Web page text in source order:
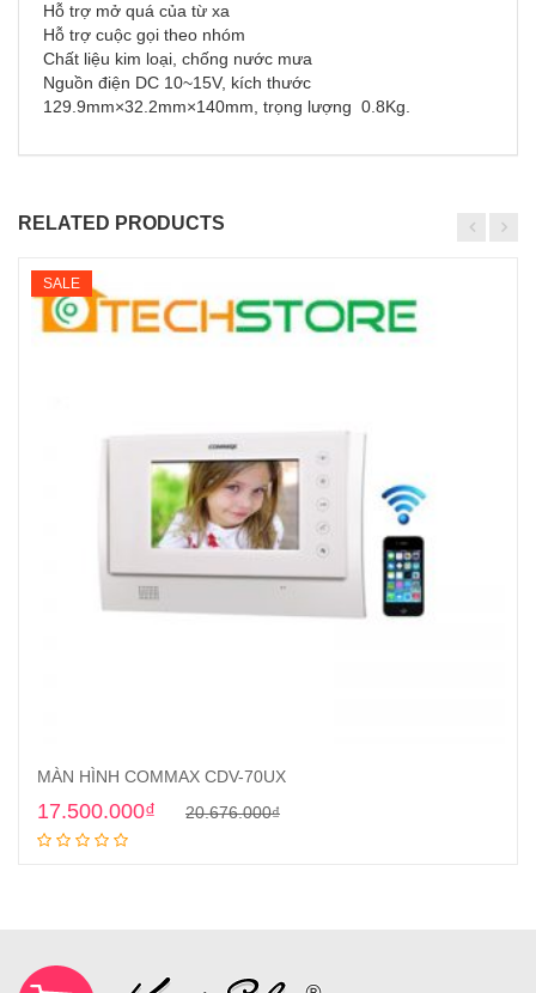
Hỗ trợ mở quá của từ xa
Hỗ trợ cuộc gọi theo nhóm
Chất liệu kim loại, chống nước mưa
Nguồn điện DC 10~15V, kích thước
129.9mm×32.2mm×140mm, trọng lượng 0.8Kg.
RELATED PRODUCTS
SALE
MÀN HÌNH COMMAX CDV-70UX
20.676.000₫
17.500.000₫